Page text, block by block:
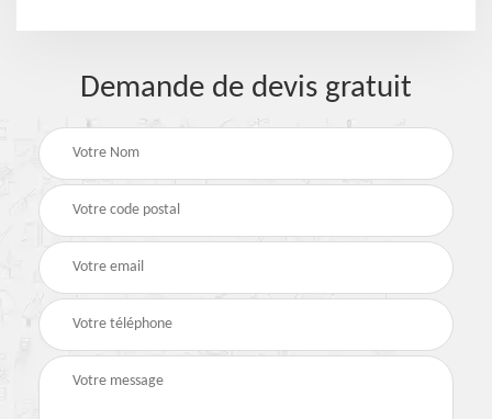
Demande de devis gratuit